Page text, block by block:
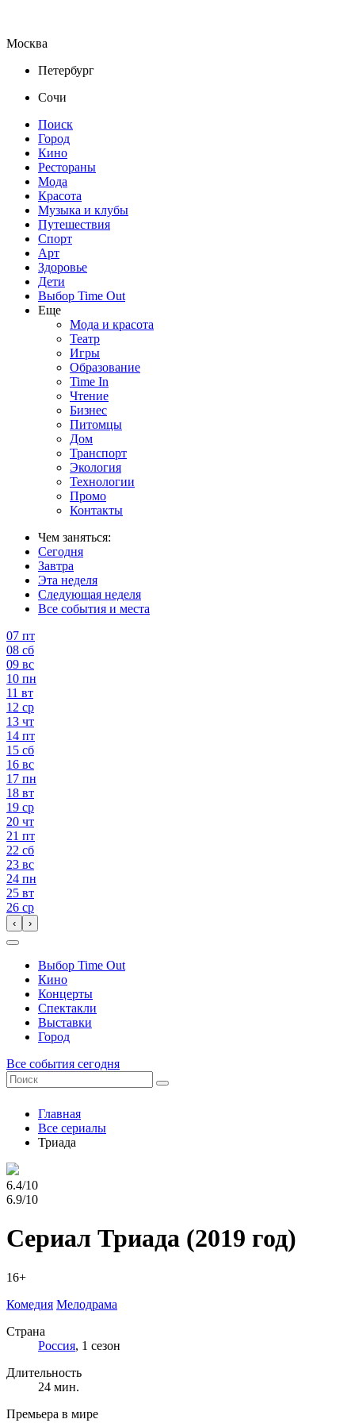
Москва
Петербург
Сочи
Поиск
Город
Кино
Рестораны
Мода
Красота
Музыка и клубы
Путешествия
Спорт
Арт
Здоровье
Дети
Выбор Time Out
Еще
Мода и красота
Театр
Игры
Образование
Time In
Чтение
Бизнес
Питомцы
Дом
Транспорт
Экология
Технологии
Промо
Контакты
Чем заняться:
Сегодня
Завтра
Эта неделя
Следующая неделя
Все события и места
07 пт
08 сб
09 вс
10 пн
11 вт
12 ср
13 чт
14 пт
15 сб
16 вс
17 пн
18 вт
19 ср
20 чт
21 пт
22 сб
23 вс
24 пн
25 вт
26 ср
‹ ›
Выбор Time Out
Кино
Концерты
Спектакли
Выставки
Город
Все события сегодня
Главная
Все сериалы
Триада
6.4/10
6.9/10
Сериал Триада (2019 год)
16+
Комедия Мелодрама
Страна
Россия, 1 сезон
Длительность
24 мин.
Премьера в мире